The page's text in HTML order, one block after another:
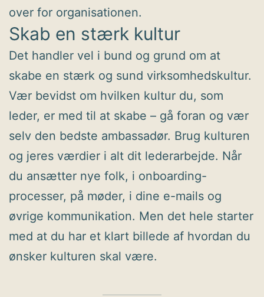
over for organisationen.
Skab en stærk kultur
Det handler vel i bund og grund om at
skabe en stærk og sund virksomhedskultur.
Vær bevidst om hvilken kultur du, som
leder, er med til at skabe – gå foran og vær
selv den bedste ambassadør. Brug kulturen
og jeres værdier i alt dit lederarbejde. Når
du ansætter nye folk, i onboarding-
processer, på møder, i dine e-mails og
øvrige kommunikation. Men det hele starter
med at du har et klart billede af hvordan du
ønsker kulturen skal være.